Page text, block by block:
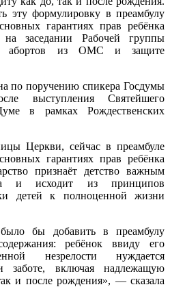
эту формулировку в преамбулу
гарантиях прав ребёнка
заседании Рабочей группы
абортов из ОМС и защите
по поручению спикера Госдумы
выступления Святейшего
в рамках Рождественских
Церкви, сейчас в преамбуле
гарантиях прав ребёнка
признаёт детство важным
и исходит из принципов
детей к полноценной жизни
бы добавить в преамбулу
ребёнок ввиду его
незрелости нуждается
заботе, включая надлежащую
и после рождения», — сказала